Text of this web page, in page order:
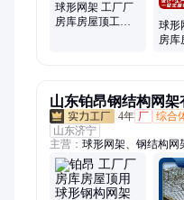
球形网架 工厂厂
房库房屋顶工程
球形
房库
山东铂昂钢结构网架
4年 厂 综合
山东济宁
主营： 球形网架、钢结构网